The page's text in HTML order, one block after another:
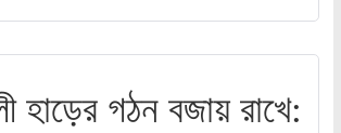
হাড়ের গঠন বজায় রাখে: